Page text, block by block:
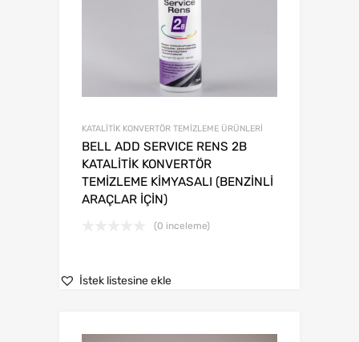
KATALİTİK KONVERTÖR TEMİZLEME ÜRÜNLERİ
BELL ADD SERVICE RENS 2B
KATALİTİK KONVERTÖR
TEMİZLEME KİMYASALI (BENZİNLİ
ARAÇLAR İÇİN)
(0 inceleme)
İstek listesine ekle